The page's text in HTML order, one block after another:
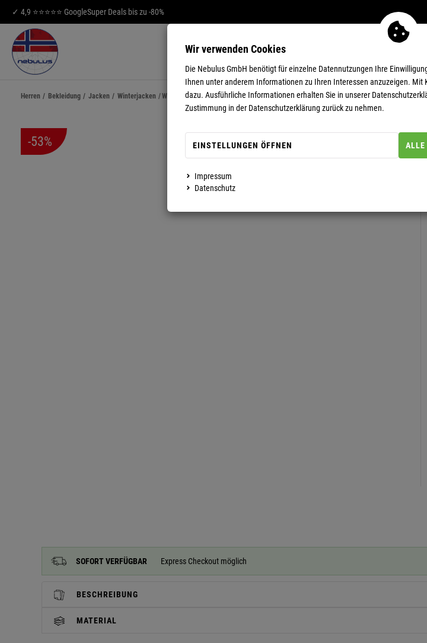
✓ 4,9 ⭐⭐⭐⭐⭐ GoogleSuper Deals bis zu -80%
HERREN DAMEN
Herren / Bekleidung / Jacken / Winterjacken /Winterjacke TERRY Herren
-53%
MEHR ANZEIGEN
SOFORT VERFÜGBAR Express Checkout möglich
BESCHREIBUNG
MATERIAL
Wir verwenden Cookies
Die Nebulus GmbH benötigt für einzelne Datennutzungen Ihre
Ihnen unter anderem Informationen zu Ihren Interessen anzuzeigen. Mit
dazu. Ausführliche Informationen erhalten Sie in unserer
Zustimmung in der Datenschutzerklärung zurück zu nehmen.
EINSTELLUNGEN ÖFFNEN ALLE
Impressum
Datenschutz